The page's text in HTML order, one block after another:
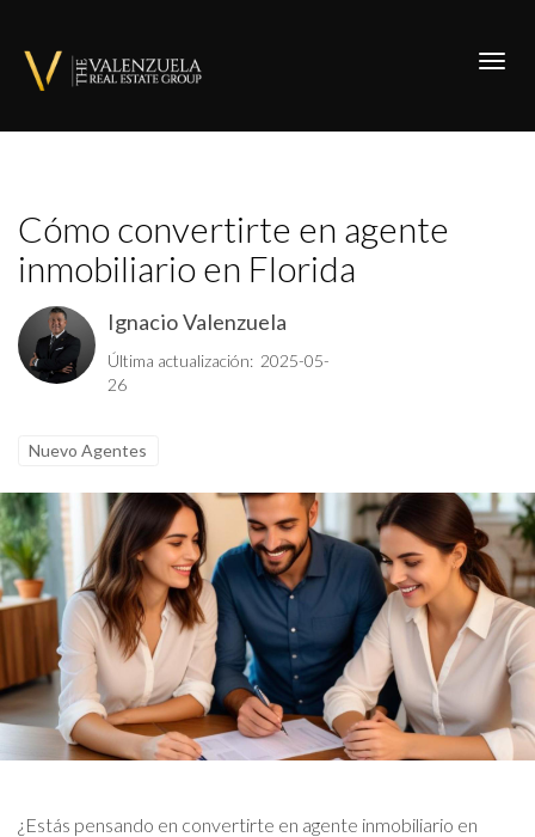
Cómo convertirte en agente
inmobiliario en Florida
Ignacio Valenzuela
Última actualización: 2025-05-
26
Nuevo Agentes
¿Estás pensando en convertirte en agente inmobiliario en